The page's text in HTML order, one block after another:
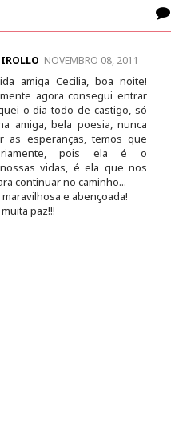
NOVEMBRO 08, 2011
amiga Cecilia, boa noite!
agora consegui entrar
o dia todo de castigo, só
amiga, bela poesia, nunca
as esperanças, temos que
pois ela é o
vidas, é ela que nos
continuar no caminho...
e abençoada!
paz!!!